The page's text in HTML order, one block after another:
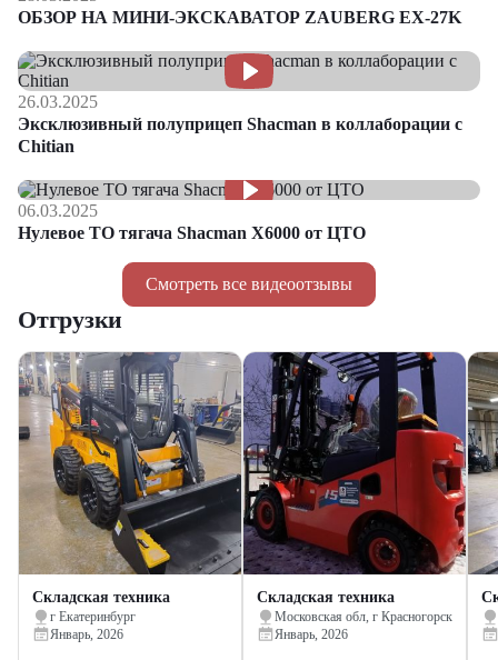
Смотреть все видеоотзывы
ОБЗОР НА МИНИ-ЭКСКАВАТОР ZAUBERG EX-27K
26.03.2025
Эксклюзивный полуприцеп Shacman в коллаборации с
Chitian
06.03.2025
Нулевое ТО тягача Shacman Х6000 от ЦТО
Отгрузки
Складская техника
г Екатеринбург
Январь, 2026
Складская техника
Московская обл, г Красногорск
Январь, 2026